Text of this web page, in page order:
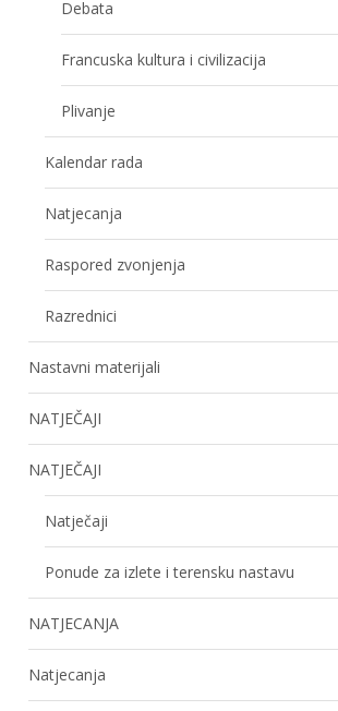
Debata
Francuska kultura i civilizacija
Plivanje
Kalendar rada
Natjecanja
Raspored zvonjenja
Razrednici
Nastavni materijali
NATJEČAJI
NATJEČAJI
Natječaji
Ponude za izlete i terensku nastavu
NATJECANJA
Natjecanja